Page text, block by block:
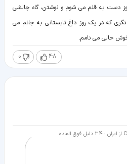
دست به قلم می شوم و نوشتن، گاه چالشی
تگری که در یک روز داغ تابستانی به جانم می
حالی می نامم.
48
0
دیدگاه خود را درباره گزارش CNN از ایران : 34 دلیل فوق العاده